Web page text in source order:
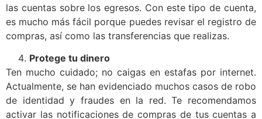
las cuentas sobre los egresos. Con este tipo de cuenta,
es mucho más fácil porque puedes revisar el registro de
compras, así como las transferencias que realizas.
Protege tu dinero
Ten mucho cuidado; no caigas en estafas por internet.
Actualmente, se han evidenciado muchos casos de robo
de identidad y fraudes en la red. Te recomendamos
activar las notificaciones de compras de tus cuentas a